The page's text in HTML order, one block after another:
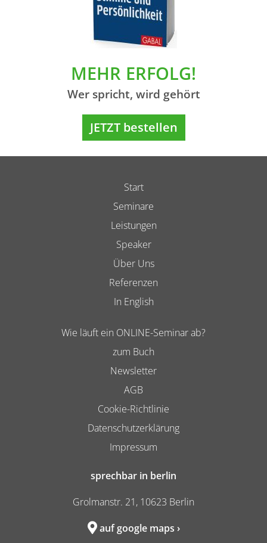
MEHR ERFOLG!
Wer spricht, wird gehört
JETZT bestellen
Start
Seminare
Leistungen
Speaker
Über Uns
Referenzen
In English
Wie läuft ein ONLINE-Seminar ab?
zum Buch
Newsletter
AGB
Cookie-Richtlinie
Datenschutzerklärung
Impressum
sprechbar in berlin
Grolmanstr. 21, 10623 Berlin
auf google maps ›